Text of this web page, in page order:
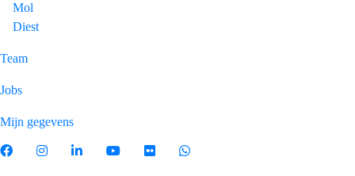
Mol
Diest
Team
Jobs
Mijn gegevens